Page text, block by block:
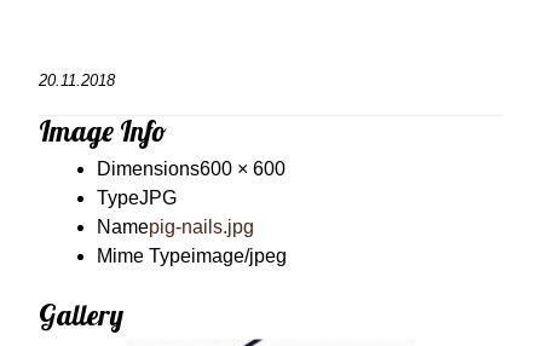
20.11.2018
Image Info
Dimensions600 × 600
TypeJPG
Namepig-nails.jpg
Mime Typeimage/jpeg
Gallery